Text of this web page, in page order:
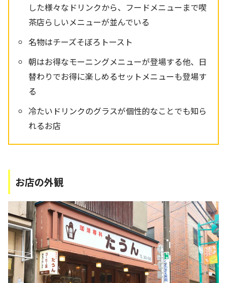
した様々なドリンクから、フードメニューまで喫
茶店らしいメニューが並んでいる
名物はチーズそぼろトースト
朝はお得なモーニングメニューが登場する他、日
替わりでお得に楽しめるセットメニューも登場す
る
冷たいドリンクのグラスが個性的なことでも知ら
れるお店
お店の外観